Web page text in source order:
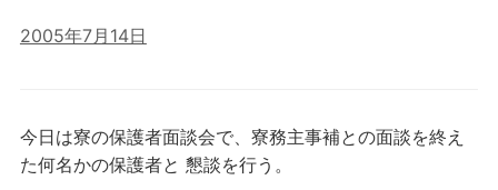
2005年7月14日
今日は寮の保護者面談会で、寮務主事補との面談を終え
た何名かの保護者と 懇談を行う。